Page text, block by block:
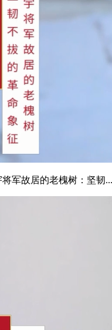
军故居的老槐树：坚韧...